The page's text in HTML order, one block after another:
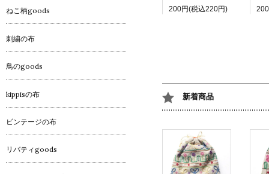
200円(税込220円)
新着商品
ねこ柄goods
刺繍の布
鳥のgoods
kippisの布
ビンテージの布
リバティgoods